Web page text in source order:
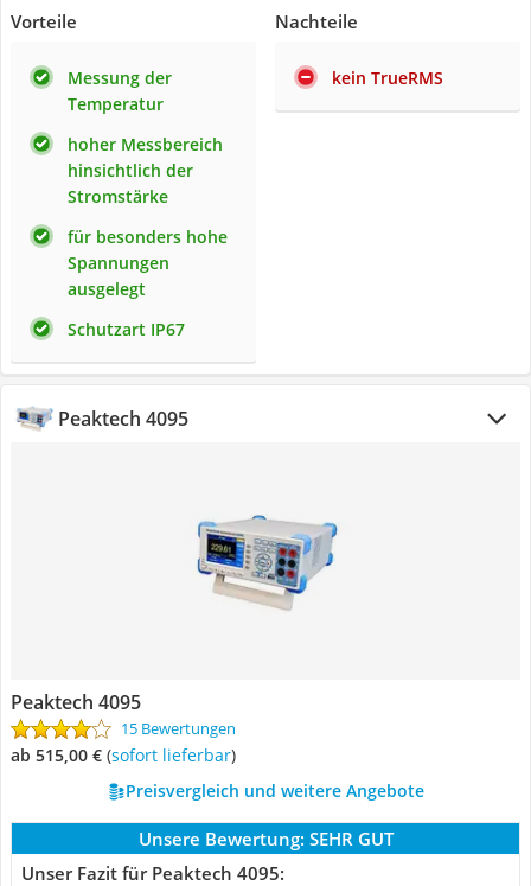
Vorteile
Messung der
Temperatur
hoher Messbereich
hinsichtlich der
Stromstärke
für besonders hohe
Spannungen
ausgelegt
Schutzart IP67
Nachteile
kein TrueRMS
Peaktech 4095
Peaktech 4095
15 Bewertungen
ab 515,00 € ( Sofort lieferbar)
Preisvergleich und weitere Angebote
Unsere Bewertung: SEHR GUT
Unser Fazit für Peaktech 4095: